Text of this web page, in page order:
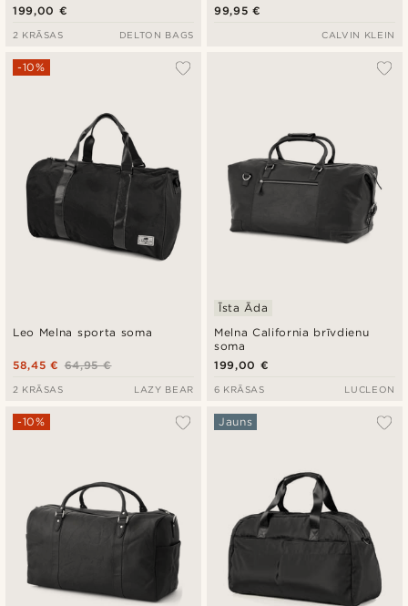
199,00 €
2 KRĀSAS DELTON BAGS
99,95 €
CALVIN KLEIN
Leo Melna sporta soma
-10%
64,95 €
58,45 €
2 KRĀSAS LAZY BEAR
Melna California brīvdienu
soma
Īsta Āda
199,00 €
6 KRĀSAS LUCLEON
-10% Jauns